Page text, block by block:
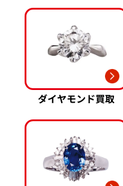
Pt900 買取
Pt850 買取
Pt&Pm 買取
銀･シルバー 買取
パネライ 買取
ブルガリ 買取
フランク ミュラー 買
IWC 買取
買取可能な商品をも
ダイヤモンド買取